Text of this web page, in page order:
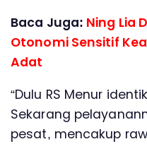
Baca Juga: Ning Lia
Otonomi Sensitif
Adat
“Dulu RS Menur
Sekarang
pesat, mencakup